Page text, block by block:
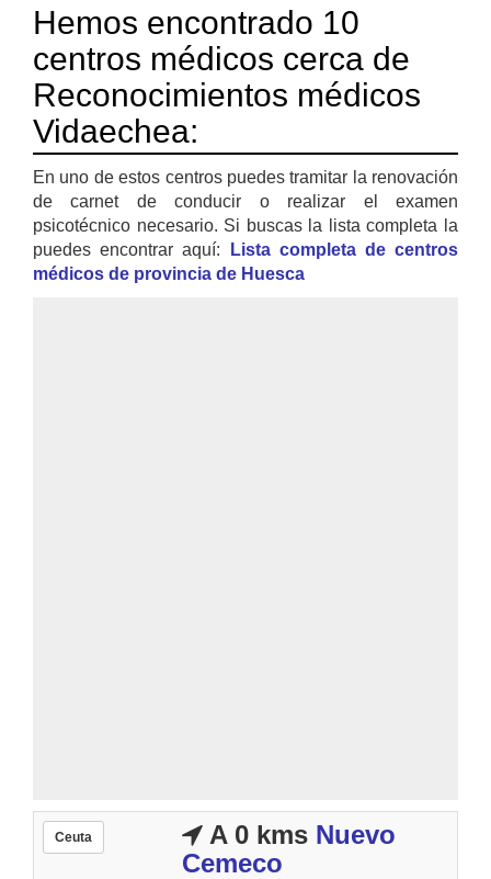
Hemos encontrado 10
centros médicos cerca de
Reconocimientos médicos
Vidaechea:
En uno de estos centros puedes tramitar la renovación
de carnet de conducir o realizar el examen
psicotécnico necesario. Si buscas la lista completa la
puedes encontrar aquí:
Lista completa de centros
médicos de provincia de Huesca
Ceuta A 0 kms Nuevo
Cemeco